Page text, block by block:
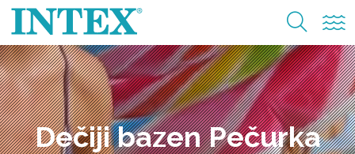
Dečiji bazen Pečurka